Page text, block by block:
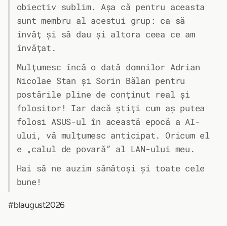
obiectiv sublim. Așa că pentru aceasta
sunt membru al acestui grup: ca să
învăț și să dau și altora ceea ce am
învățat.
Mulțumesc încă o dată domnilor Adrian
Nicolae Stan și Sorin Bălan pentru
postările pline de conținut real și
folositor! Iar dacă știți cum aș putea
folosi ASUS-ul în această epocă a AI-
ului, vă mulțumesc anticipat. Oricum el
e „calul de povară” al LAN-ului meu.
Hai să ne auzim sănătoși și toate cele
bune!
#blaugust2026